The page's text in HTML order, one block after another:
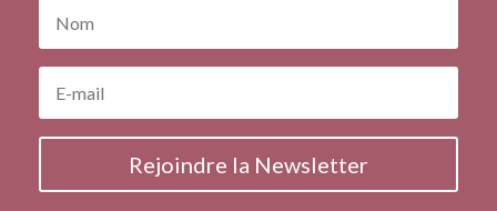
Rejoindre la Newsletter